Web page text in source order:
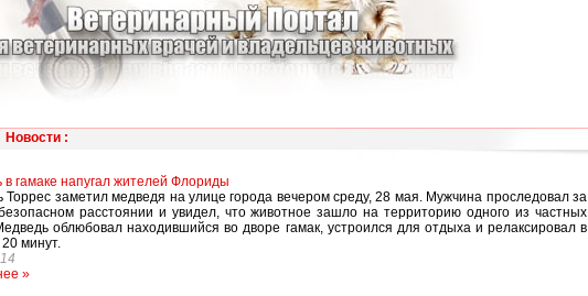
Новости :
в гамаке напугал жителей Флориды
Торрес заметил медведя на улице города вечером среду, 28 мая. Мужчина проследовал за
расстоянии и увидел, что животное зашло на территорию одного из частных
облюбовал находившийся во дворе гамак, устроился для отдыха и релаксировал в
минут.
»